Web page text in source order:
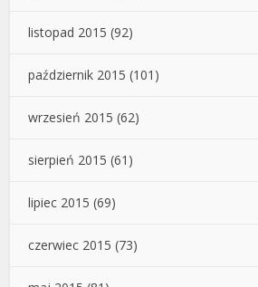
listopad 2015 (92)
październik 2015 (101)
wrzesień 2015 (62)
sierpień 2015 (61)
lipiec 2015 (69)
czerwiec 2015 (73)